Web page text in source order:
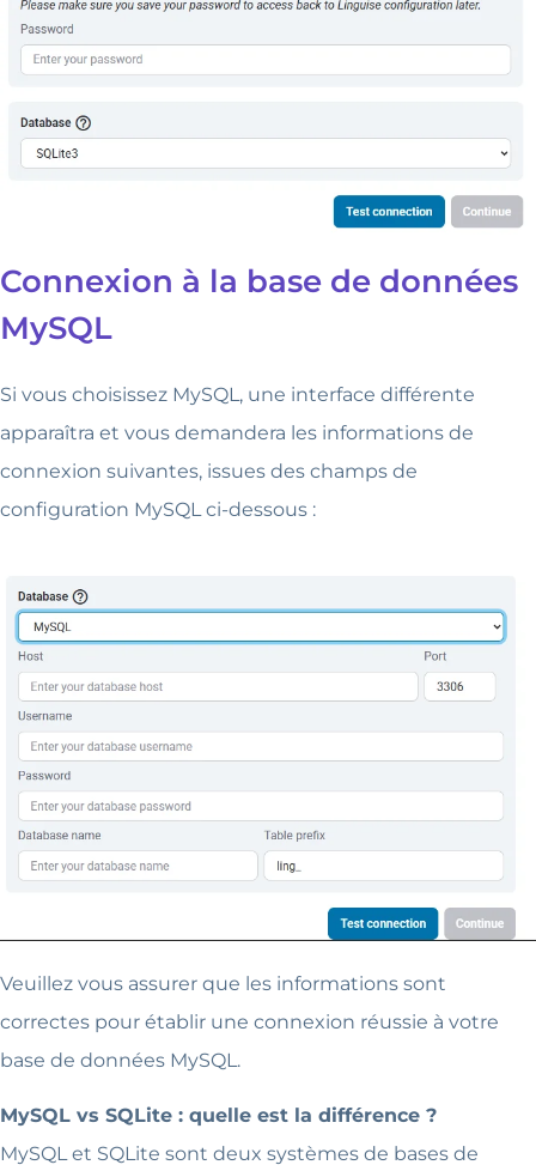
Connexion à la base de données
MySQL
Si vous choisissez MySQL, une interface différente
apparaîtra et vous demandera les informations de
connexion suivantes, issues des champs de
configuration MySQL ci-dessous :
Veuillez vous assurer que les informations sont
correctes pour établir une connexion réussie à votre
base de données MySQL.
MySQL vs SQLite : quelle est la différence ?
MySQL et SQLite sont deux systèmes de bases de